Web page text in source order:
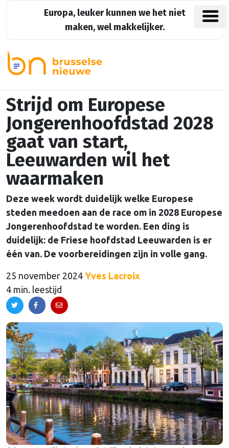
Europa, leuker kunnen we het niet
maken, wel makkelijker.
Strijd om Europese
Jongerenhoofdstad 2028
gaat van start,
Leeuwarden wil het
waarmaken
Deze week wordt duidelijk welke Europese
steden meedoen aan de race om in 2028 Europese
Jongerenhoofdstad te worden. Een ding is
duidelijk: de Friese hoofdstad Leeuwarden is er
één van. De voorbereidingen zijn in volle gang.
25 november 2024 Yves Lacroix
4 min. leestijd